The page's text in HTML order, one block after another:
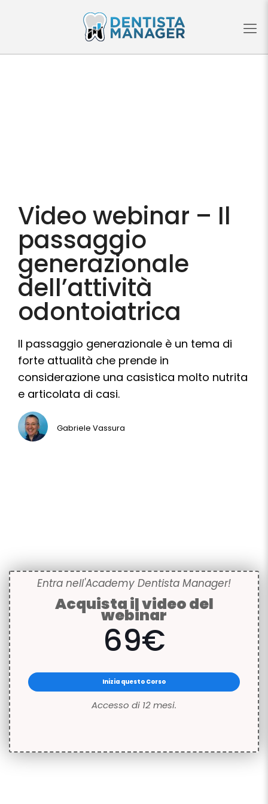
Video webinar – Il
passaggio
generazionale
dell’attività
odontoiatrica
Il passaggio generazionale è un tema di
forte attualità che prende in
considerazione una casistica molto nutrita
e articolata di casi.
Gabriele Vassura
Entra nell'Academy Dentista Manager!
Acquista il video del
webinar
69€
Inizia questo Corso
Accesso di 12 mesi.